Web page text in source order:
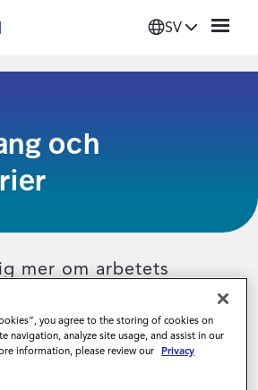
SV
och
mer om arbetets
Välkommen att
på olika
you agree to the storing of cookies on
navigation, analyze site usage, and assist in our
information, please review our Privacy